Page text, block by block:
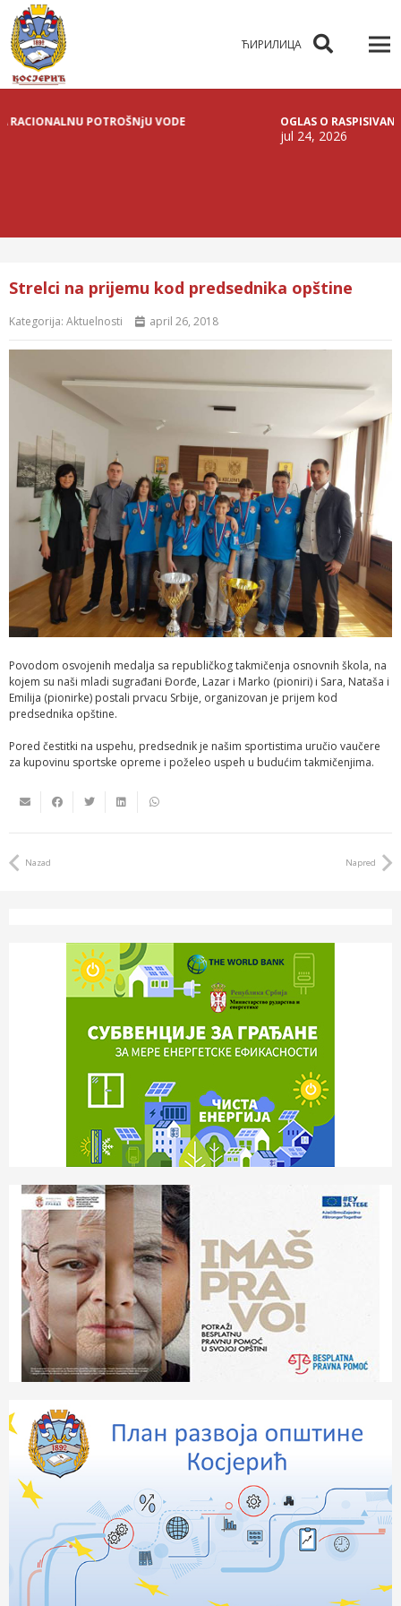
ЋИРИЛИЦА
POTROŠNjU VODE OGLAS O RASPISIVANjU
jul 24, 2026
Strelci na prijemu kod predsednika opštine
Kategorija: Aktuelnosti april 26, 2018
Povodom osvojenih medalja sa republičkog takmičenja osnovnih škola, na
kojem su naši mladi sugrađani Đorđe, Lazar i Marko (pioniri) i Sara, Nataša i
Emilija (pionirke) postali prvacu Srbije, organizovan je prijem kod
predsednika opštine.
Pored čestitki na uspehu, predsednik je našim sportistima uručio vaučere
za kupovinu sportske opreme i poželeo uspeh u budućim takmičenjima.
Nazad Napred